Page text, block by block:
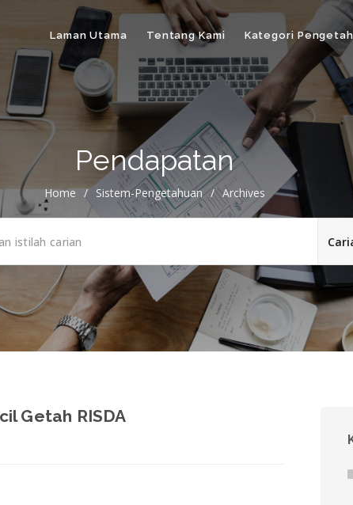
Laman Utama Tentang Kami Kategori
Pendapatan
Home / Sistem-Pengetahuan / Archives
Getah RISDA